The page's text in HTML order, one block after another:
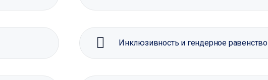
Инклюзивность и гендерное равенство